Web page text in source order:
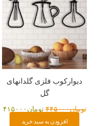
دیوارکوب فلزی گلدانهای
گل
تومان۴۴۵۰۰۰ تومان ۴۱۵۰۰۰
افزودن به سبد خرید